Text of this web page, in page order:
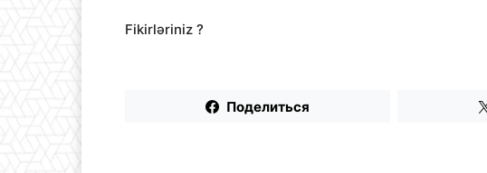
Fikirləriniz ?
Поделиться